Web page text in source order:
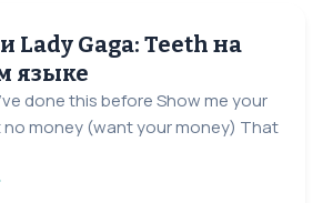
Lady Gaga: Teeth на
языке
done this before Show me your
no money (want your money) That